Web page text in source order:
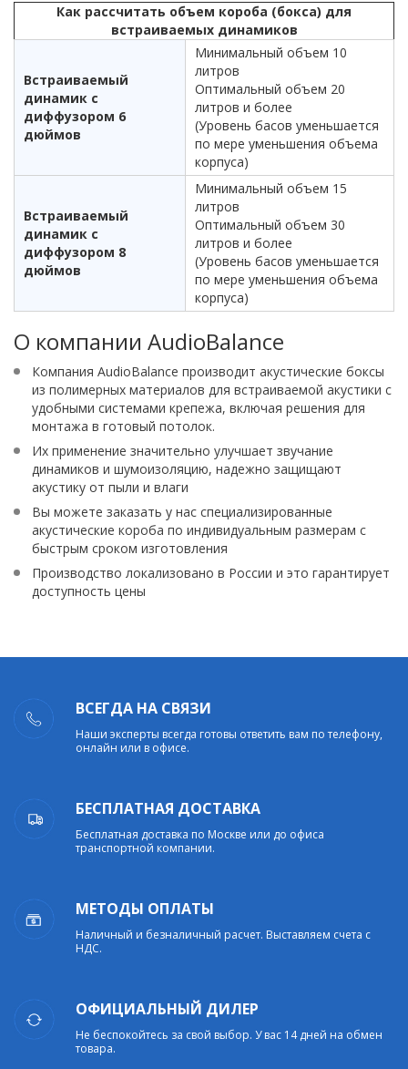
Как рассчитать объем короба (бокса) для
встраиваемых динамиков
Встраиваемый
динамик с
диффузором 6
дюймов
Минимальный объем 10
литров
Оптимальный объем 20
литров и более
(Уровень басов уменьшается
по мере уменьшения объема
корпуса)
Встраиваемый
динамик с
диффузором 8
дюймов
Минимальный объем 15
литров
Оптимальный объем 30
литров и более
(Уровень басов уменьшается
по мере уменьшения объема
корпуса)
О компании AudioBalance
Компания AudioBalance производит акустические боксы
из полимерных материалов для встраиваемой акустики с
удобными системами крепежа, включая решения для
монтажа в готовый потолок.
Их применение значительно улучшает звучание
динамиков и шумоизоляцию, надежно защищают
акустику от пыли и влаги
Вы можете заказать у нас специализированные
акустические короба по индивидуальным размерам с
быстрым сроком изготовления​
Производство локализовано в России и это гарантирует
доступность цены
ВСЕГДА НА СВЯЗИ
Наши эксперты всегда готовы ответить вам по телефону,
онлайн или в офисе.
БЕСПЛАТНАЯ ДОСТАВКА
Бесплатная доставка по Москве или до офиса
транспортной компании.
МЕТОДЫ ОПЛАТЫ
Наличный и безналичный расчет. Выставляем счета с
НДС.
ОФИЦИАЛЬНЫЙ ДИЛЕР
Не беспокойтесь за свой выбор. У вас 14 дней на обмен
товара.